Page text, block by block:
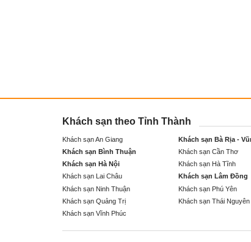
Khách sạn theo Tỉnh Thành
Khách sạn An Giang Khách sạn Bà Rịa -
Khách sạn Bình Thuận
Khách sạn Cần Thơ
Khách sạn Hà Nội
Khách sạn Hà Tĩnh
Khách sạn Lai Châu
Khách sạn Lâm Đồng
Khách sạn Ninh Thuận
Khách sạn Phú Yên
Khách sạn Quảng Trị
Khách sạn Thái Nguyên
Khách sạn Vĩnh Phúc